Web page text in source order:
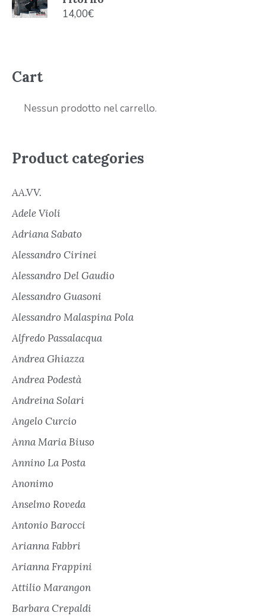
14,00€
Cart
Nessun prodotto nel carrello.
Product categories
AA.VV.
Adele Violi
Adriana Sabato
Alessandro Cirinei
Alessandro Del Gaudio
Alessandro Guasoni
Alessandro Malaspina Pola
Alfredo Passalacqua
Andrea Ghiazza
Andrea Podestà
Andreina Solari
Angelo Curcio
Anna Maria Biuso
Annino La Posta
Anonimo
Anselmo Roveda
Antonio Barocci
Arianna Fabbri
Arianna Frappini
Attilio Marangon
Barbara Crepaldi